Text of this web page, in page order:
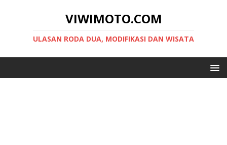
VIWIMOTO.COM
ULASAN RODA DUA, MODIFIKASI DAN WISATA